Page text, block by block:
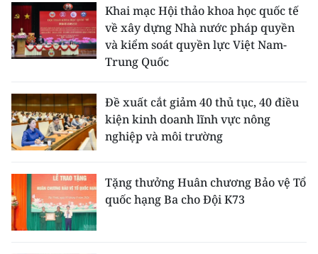
Khai mạc Hội thảo khoa học quốc tế
về xây dựng Nhà nước pháp quyền
và kiểm soát quyền lực Việt Nam-
Trung Quốc
Đề xuất cắt giảm 40 thủ tục, 40 điều
kiện kinh doanh lĩnh vực nông
nghiệp và môi trường
Tặng thưởng Huân chương Bảo vệ Tổ
quốc hạng Ba cho Đội K73